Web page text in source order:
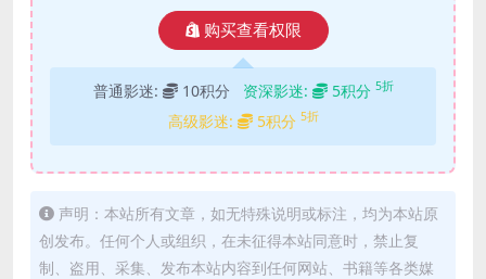
购买查看权限
普通影迷: 10积分 资深影迷: 5积分 5折
高级影迷: 5积分 5折
声明：本站所有文章，如无特殊说明或标注，均为本站原
创发布。任何个人或组织，在未征得本站同意时，禁止复
制、盗用、采集、发布本站内容到任何网站、书籍等各类媒